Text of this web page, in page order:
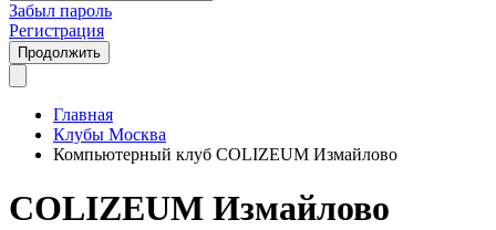
Забыл пароль
Регистрация
Продолжить
Главная
Клубы Москва
Компьютерный клуб COLIZEUM Измайлово
COLIZEUM Измайлово